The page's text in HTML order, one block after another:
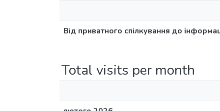
Від приватного спілкування до
Total visits per month